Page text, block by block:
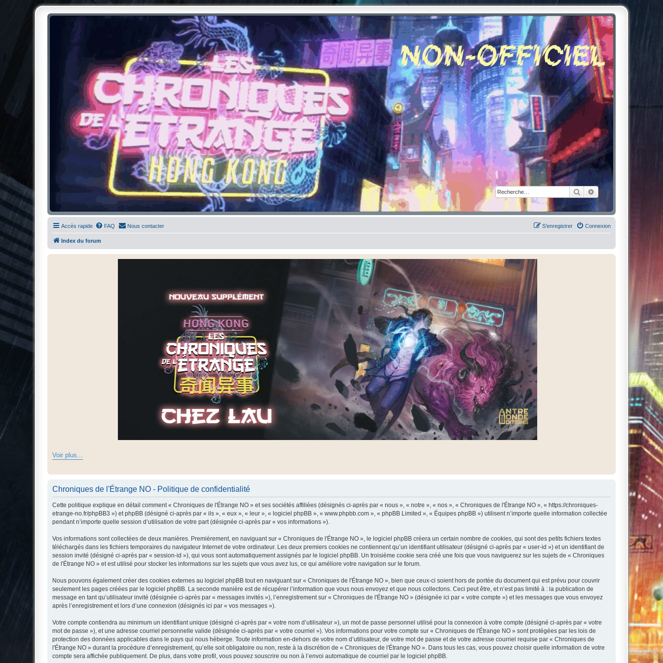
RechercherRecherche avancée
Chroniques de l'Étrange NO
Pour les amateurs des Chroniques de l'Étrange
Accès rapide FAQ Nous contacter Connexion
S’enregistrer
Index du forum
Voir plus...
Chroniques de l'Étrange NO - Politique de confidentialité
Cette politique explique en détail comment « Chroniques de l'Étrange NO » et ses sociétés affiliées (désignés ci-après par « nous », « notre », « nos », « Chroniques de l'Étrange NO », « https://chroniques-
etrange-no.fr/phpBB3 ») et phpBB (désigné ci-après par « ils », « eux », « leur », « logiciel phpBB », « www.phpbb.com », « phpBB Limited », « Équipes phpBB ») utilisent n’importe quelle information collectée
pendant n’importe quelle session d’utilisation de votre part (désignée ci-après par « vos informations »).
Vos informations sont collectées de deux manières. Premièrement, en naviguant sur « Chroniques de l'Étrange NO », le logiciel phpBB créera un certain nombre de cookies, qui sont des petits fichiers textes
téléchargés dans les fichiers temporaires du navigateur Internet de votre ordinateur. Les deux premiers cookies ne contiennent qu’un identifiant utilisateur (désigné ci-après par « user-id ») et un identifiant de
session invité (désigné ci-après par « session-id »), qui vous sont automatiquement assignés par le logiciel phpBB. Un troisième cookie sera créé une fois que vous naviguerez sur les sujets de « Chroniques
de l'Étrange NO » et est utilisé pour stocker les informations sur les sujets que vous avez lus, ce qui améliore votre navigation sur le forum.
Nous pouvons également créer des cookies externes au logiciel phpBB tout en naviguant sur « Chroniques de l'Étrange NO », bien que ceux-ci soient hors de portée du document qui est prévu pour couvrir
seulement les pages créées par le logiciel phpBB. La seconde manière est de récupérer l’information que vous nous envoyez et que nous collectons. Ceci peut être, et n’est pas limité à : la publication de
message en tant qu’utilisateur invité (désignée ci-après par « messages invités »), l’enregistrement sur « Chroniques de l'Étrange NO » (désignée ici par « votre compte ») et les messages que vous envoyez
après l’enregistrement et lors d’une connexion (désignés ici par « vos messages »).
Votre compte contiendra au minimum un identifiant unique (désigné ci-après par « votre nom d’utilisateur »), un mot de passe personnel utilisé pour la connexion à votre compte (désigné ci-après par « votre
mot de passe »), et une adresse courriel personnelle valide (désignée ci-après par « votre courriel »). Vos informations pour votre compte sur « Chroniques de l'Étrange NO » sont protégées par les lois de
protection des données applicables dans le pays qui nous héberge. Toute information en-dehors de votre nom d’utilisateur, de votre mot de passe et de votre adresse courriel requise par « Chroniques de
l'Étrange NO » durant la procédure d’enregistrement, qu’elle soit obligatoire ou non, reste à la discrétion de « Chroniques de l'Étrange NO ». Dans tous les cas, vous pouvez choisir quelle information de votre
compte sera affichée publiquement. De plus, dans votre profil, vous pouvez souscrire ou non à l’envoi automatique de courriel par le logiciel phpBB.